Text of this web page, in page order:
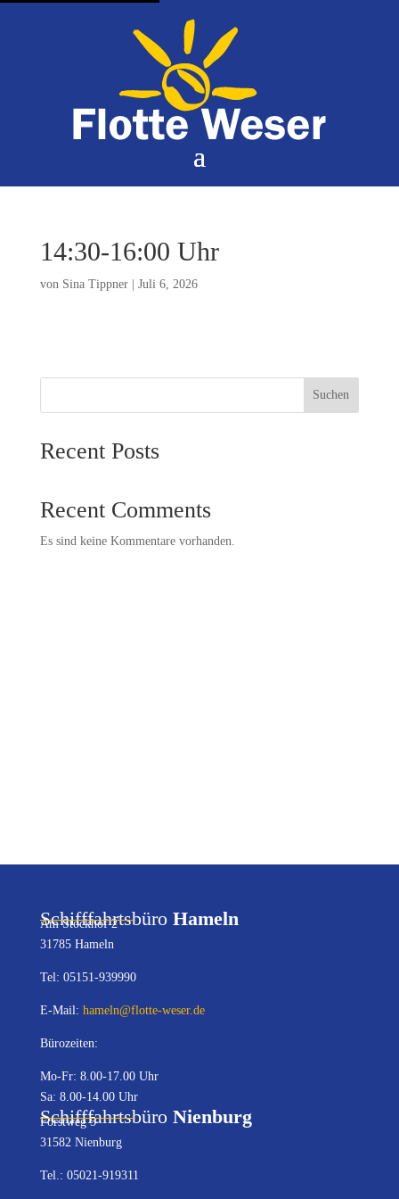
14:30-16:00 Uhr
von Sina Tippner| Juli 6, 2026
Suchen
Recent Posts
Recent Comments
Es sind keine Kommentare vorhanden.
Schifffahrtsbüro Hameln
Am Stockhof 2
31785 Hameln
Tel: 05151-939990
E-Mail: hameln@flotte-weser.de
Bürozeiten:
Mo-Fr: 8.00-17.00 Uhr
Sa: 8.00-14.00 Uhr
Schifffahrtsbüro Nienburg
Forstweg 5
31582 Nienburg
Tel.: 05021-919311